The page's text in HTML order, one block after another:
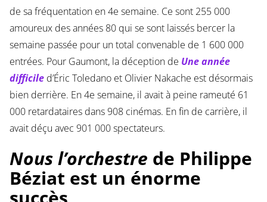
de sa fréquentation en 4e semaine. Ce sont 255 000
amoureux des années 80 qui se sont laissés bercer la
semaine passée pour un total convenable de 1 600 000
entrées. Pour Gaumont, la déception de Une année
difficiled’Éric Toledano et Olivier Nakache est désormais
bien derrière. En 4e semaine, il avait à peine rameuté 61
000 retardataires dans 908 cinémas. En fin de carrière, il
avait déçu avec 901 000 spectateurs.
Nous l’orchestre de Philippe
Béziat est un énorme